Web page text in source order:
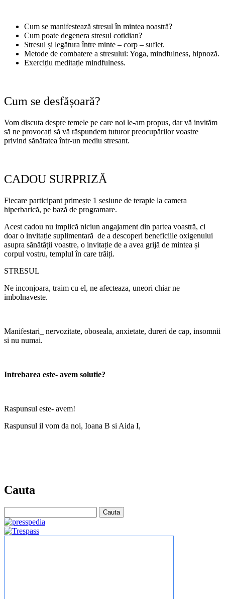
Cum se manifestează stresul în mintea noastră?
Cum poate degenera stresul cotidian?
Stresul și legătura între minte – corp – suflet.
Metode de combatere a stresului: Yoga, mindfulness, hipnoză.
Exercițiu meditație mindfulness.
Cum se desfășoară?
Vom discuta despre temele pe care noi le-am propus, dar vă invităm
să ne provocați să vă răspundem tuturor preocupărilor voastre
privind sănătatea într-un mediu stresant.
CADOU SURPRIZĂ
Fiecare participant primește 1 sesiune de terapie la camera
hiperbarică, pe bază de programare.
Acest cadou nu implică niciun angajament din partea voastră, ci
doar o invitație suplimentară de a descoperi beneficiile oxigenului
asupra sănătății voastre, o invitație de a avea grijă de mintea și
corpul vostru, templul în care trăiți.
STRESUL
Ne inconjoara, traim cu el, ne afecteaza, uneori chiar ne
imbolnaveste.
Manifestari_ nervozitate, oboseala, anxietate, dureri de cap, insomnii
si nu numai.
Intrebarea este- avem solutie?
Raspunsul este- avem!
Raspunsul il vom da noi, Ioana B si Aida I,
Cauta